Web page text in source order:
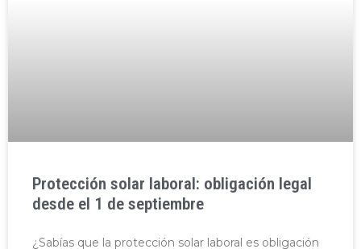
Protección solar laboral: obligación legal
desde el 1 de septiembre
¿Sabías que la protección solar laboral es obligación